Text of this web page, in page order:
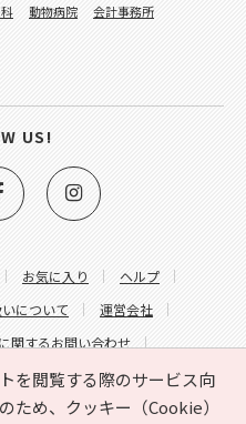
を閲覧する際のサービス向
ため、クッキー（Cookie）
お気に入り
ヘルプ
について
運営会社
関するお問い合わせ
るお問い合わせ
動物病院
会計事務所
US!